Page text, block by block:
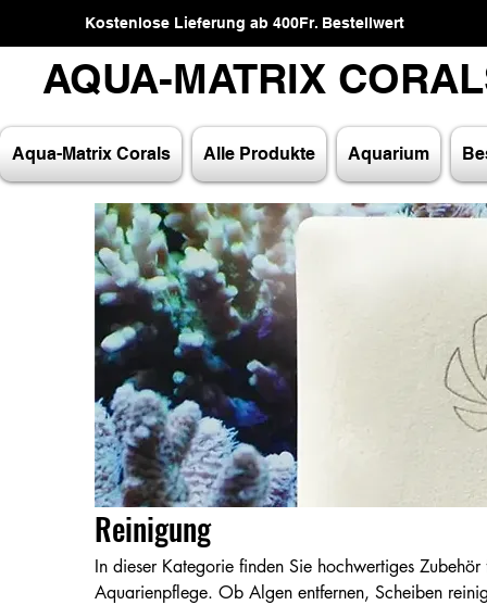
Kostenlose Lieferung ab 400Fr. Bestellwert
AQUA-MATRIX
AQUA-MATRIX
Aqua-Matrix Corals Alle Produkte Aquarium
Reinigung
In dieser Kategorie finden Sie hochwertiges
Aquarienpflege. Ob Algen entfernen, Scheiben